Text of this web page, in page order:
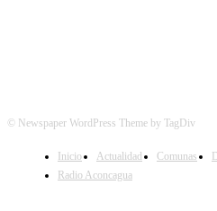
© Newspaper WordPress Theme by TagDiv
Inicio Actualidad Comunas
Radio Aconcagua